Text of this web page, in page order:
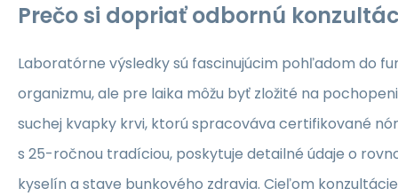
Prečo si dopriať odbornú
Laboratórne výsledky sú fascinujúcim pohľadom do
organizmu, ale pre laika môžu byť zložité na
suchej kvapky krvi, ktorú spracováva certifikované
s 25-ročnou tradíciou, poskytuje detailné údaje o
kyselín a stave bunkového zdravia. Cieľom